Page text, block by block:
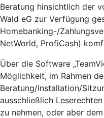
Beratung hinsichtlich der
Wald eG zur Verfügung
Homebanking-/
NetWorld, ProfiCash)
Über die Software
Möglichkeit, im Rahmen
Beratung/Installation/
ausschließlich
zu nehmen, oder aber